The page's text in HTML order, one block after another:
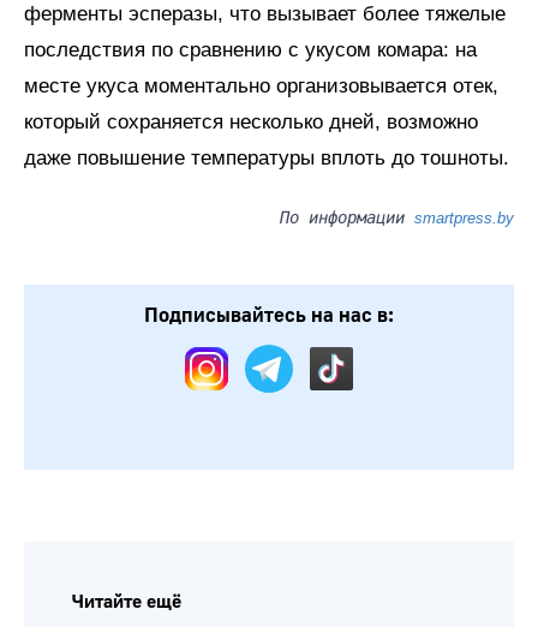
ферменты эсперазы, что вызывает более тяжелые
последствия по сравнению с укусом комара: на
месте укуса моментально организовывается отек,
который сохраняется несколько дней, возможно
даже повышение температуры вплоть до тошноты.
По информации smartpress.by
Подписывайтесь на нас в:
Читайте ещё